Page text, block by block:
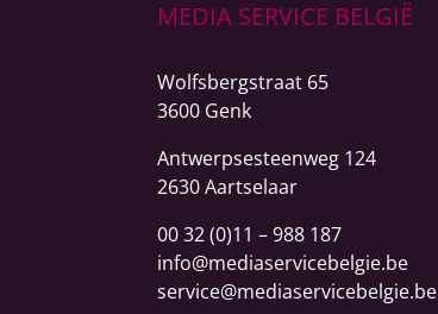
MEDIA SERVICE BELGIË
Wolfsbergstraat 65
3600 Genk
Antwerpsesteenweg 124
2630 Aartselaar
00 32 (0)11 – 988 187
info@mediaservicebelgie.be
service@mediaservicebelgie.be